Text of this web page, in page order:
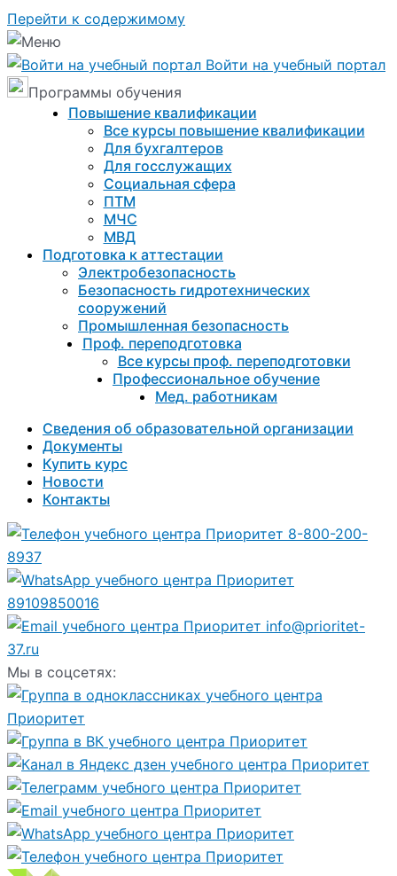
Перейти к содержимому
Войти на учебный портал
Программы обучения
Повышение квалификации
Все курсы повышение квалификации
Для бухгалтеров
Для госслужащих
Социальная сфера
ПТМ
МЧС
МВД
Подготовка к aттестации
Электробезопасность
Безопасность гидротехнических
сооружений
Промышленная безопасность
Проф. переподготовка
Все курсы проф. переподготовки
Профессиональное обучение
Мед. работникам
Сведения об образовательной организации
Документы
Купить курс
Новости
Контакты
8-800-200-
8937
89109850016
info@prioritet-
37.ru
Мы в соцсетях: